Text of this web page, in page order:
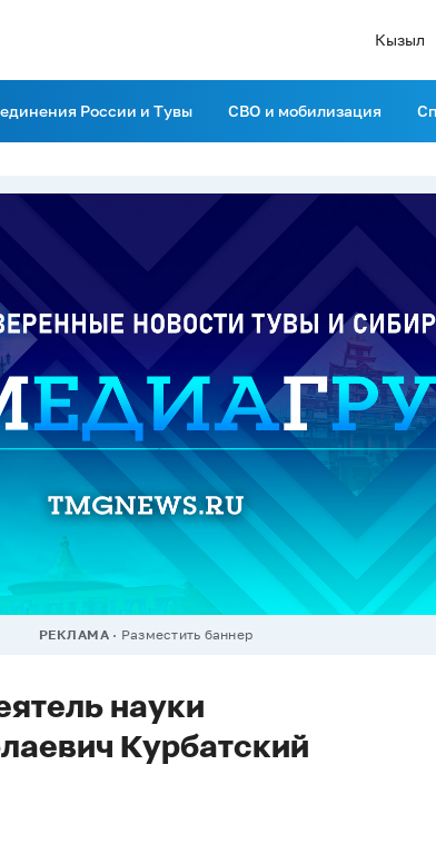
Кызыл
России и Тувы СВО и мобилизация
РЕКЛАМА Разместить баннер
науки
Курбатский